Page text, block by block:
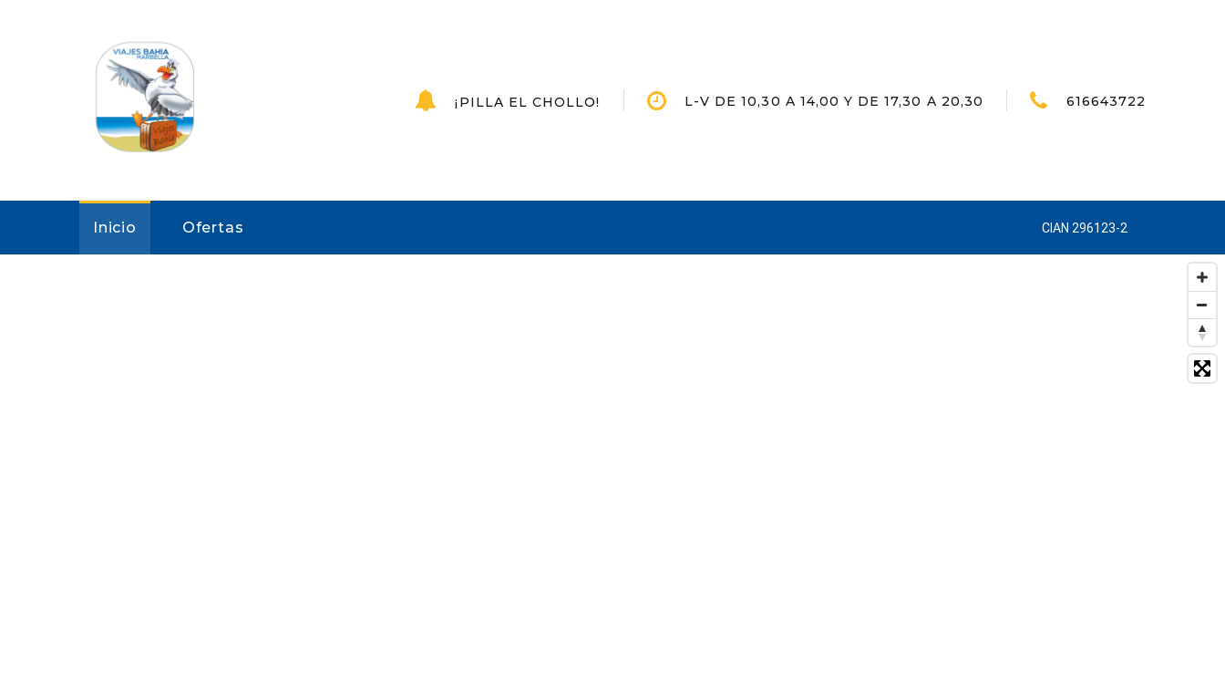
¡PILLA EL CHOLLO! L-V DE 10,30 A 14,00 Y DE 17,30 A 20,30 616643722
CIAN 296123-2
Inicio Ofertas